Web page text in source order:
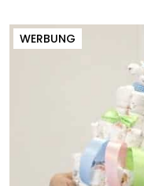
WERBUNG